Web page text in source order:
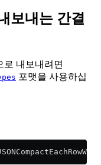
보내는 간결
로 내보내려면
포맷을 사용하십